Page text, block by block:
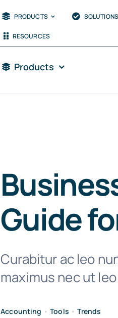
PRODUCTS SOLUTIONS
RESOURCES
Products
Guide
Curabitur ac leo
maximus nec ut
Accounting •Tools •Trends